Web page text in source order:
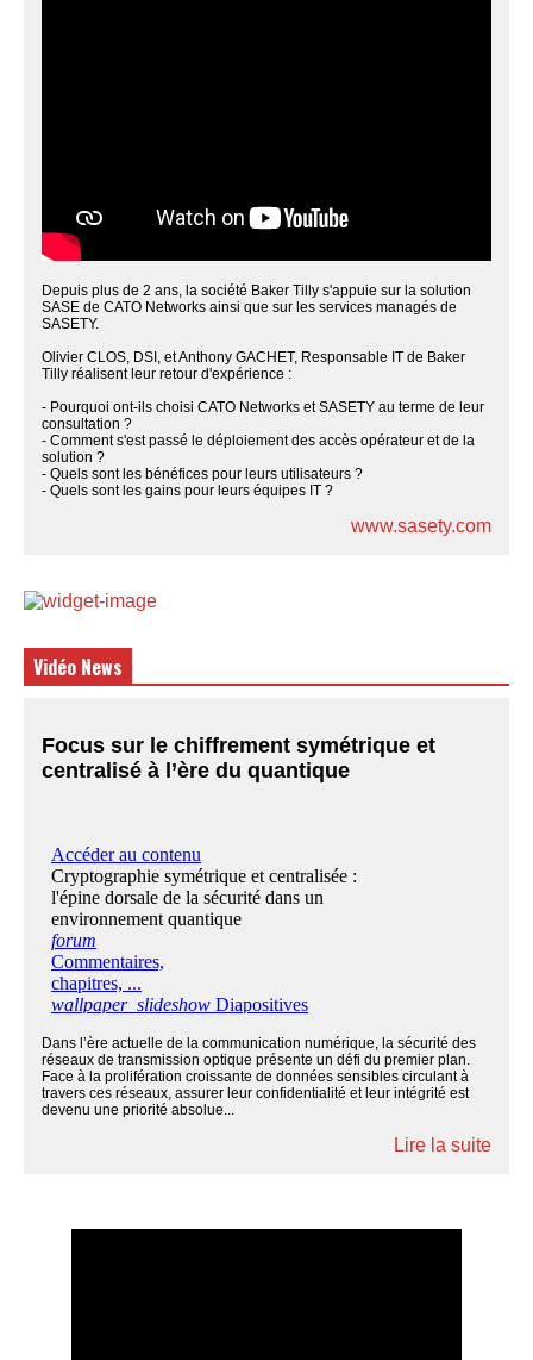
Depuis plus de 2 ans, la société Baker Tilly s'appuie sur la solution
SASE de CATO Networks ainsi que sur les services managés de
SASETY.
Olivier CLOS, DSI, et Anthony GACHET, Responsable IT de Baker
Tilly réalisent leur retour d'expérience :
- Pourquoi ont-ils choisi CATO Networks et SASETY au terme de leur
consultation ?
- Comment s'est passé le déploiement des accès opérateur et de la
solution ?
- Quels sont les bénéfices pour leurs utilisateurs ?
- Quels sont les gains pour leurs équipes IT ?
www.sasety.com
Vidéo News
Focus sur le chiffrement symétrique et
centralisé à l’ère du quantique
Dans l’ère actuelle de la communication numérique, la sécurité des
réseaux de transmission optique présente un défi du premier plan.
Face à la prolifération croissante de données sensibles circulant à
travers ces réseaux, assurer leur confidentialité et leur intégrité est
devenu une priorité absolue...
Lire la suite